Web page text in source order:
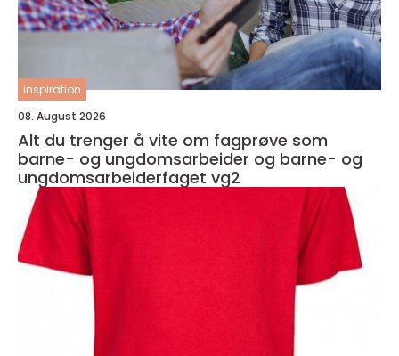
inspiration
08. August 2026
Alt du trenger å vite om fagprøve som
barne- og ungdomsarbeider og barne- og
ungdomsarbeiderfaget vg2